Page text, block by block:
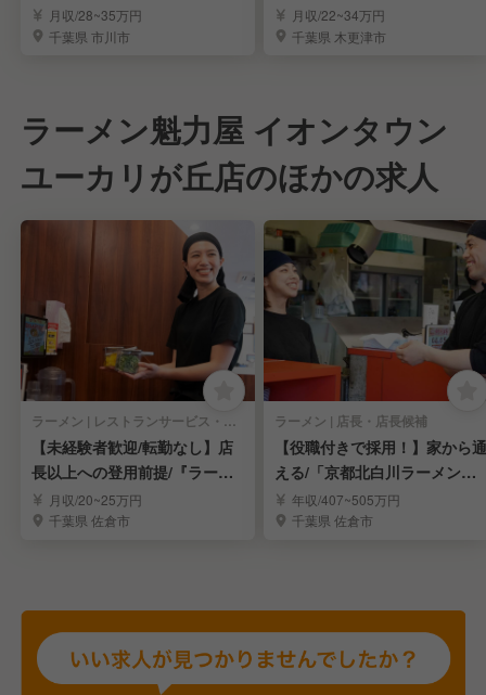
理スタッフ募集
月収/28~35万円
千葉県 市川市
応援する環境
月収/22~34万円
千葉県 木更津市
ラーメン魁力屋 イオンタウン
ユーカリが丘店のほかの求人
ラーメン | レストランサービス・ホールスタッフ
【未経験者歓迎/転勤なし】店
長以上への登用前提/『ラーメ
ン 魁力屋』運営
月収/20~25万円
千葉県 佐倉市
ラーメン | 店長・店長候補
【役職付きで採用！】家から通
える/「京都北白川ラーメン魁
力屋」の店舗運営
年収/407~505万円
千葉県 佐倉市